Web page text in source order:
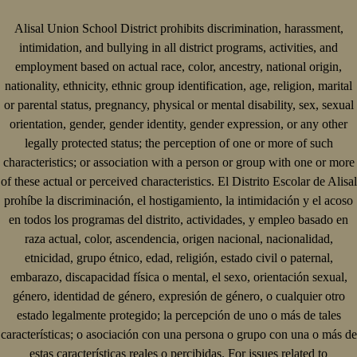
Alisal Union School District prohibits discrimination, harassment,
intimidation, and bullying in all district programs, activities, and
employment based on actual race, color, ancestry, national origin,
nationality, ethnicity, ethnic group identification, age, religion, marital
or parental status, pregnancy, physical or mental disability, sex, sexual
orientation, gender, gender identity, gender expression, or any other
legally protected status; the perception of one or more of such
characteristics; or association with a person or group with one or more
of these actual or perceived characteristics. El Distrito Escolar de Alisal
prohíbe la discriminación, el hostigamiento, la intimidación y el acoso
en todos los programas del distrito, actividades, y empleo basado en
raza actual, color, ascendencia, origen nacional, nacionalidad,
etnicidad, grupo étnico, edad, religión, estado civil o paternal,
embarazo, discapacidad física o mental, el sexo, orientación sexual,
género, identidad de género, expresión de género, o cualquier otro
estado legalmente protegido; la percepción de uno o más de tales
características; o asociación con una persona o grupo con una o más de
estas características reales o percibidas. For issues related to